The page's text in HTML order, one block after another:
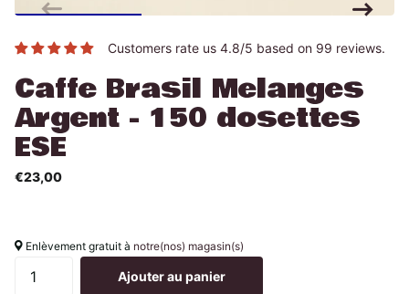
Customers rate us 4.8/5 based on 99 reviews.
Caffe Brasil Melanges
Argent - 150 dosettes
ESE
€23,00
Enlèvement gratuit à notre(nos) magasin(s)
Ajouter au panier